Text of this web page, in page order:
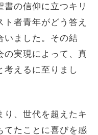
書の信仰に立つキリ
者青年がどう答え
いました。その結
の実現によって、真
考えるに至りまし
、世代を超えたキ
てたことに喜びを感